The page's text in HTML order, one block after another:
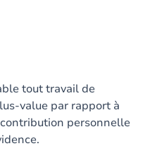
tout travail de
value par rapport à
personnelle